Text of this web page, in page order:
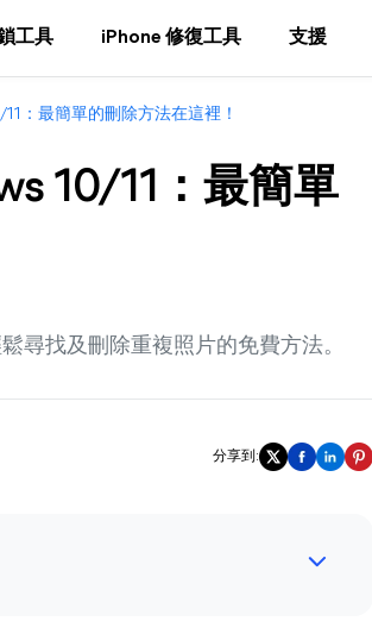
工具 iPhone 修復工具 支援
：最簡單的刪除方法在這裡！
10/11：最簡單
尋找及刪除重複照片的免費方法。
分享到: